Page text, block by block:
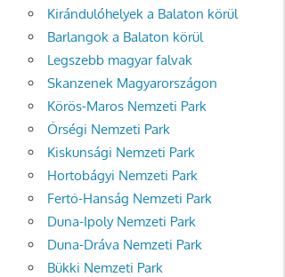
Kirándulóhelyek a Balaton körül
Barlangok a Balaton körül
Legszebb magyar falvak
Skanzenek Magyarországon
Körös-Maros Nemzeti Park
Őrségi Nemzeti Park
Kiskunsági Nemzeti Park
Hortobágyi Nemzeti Park
Fertő-Hanság Nemzeti Park
Duna-Ipoly Nemzeti Park
Duna-Dráva Nemzeti Park
Bükki Nemzeti Park